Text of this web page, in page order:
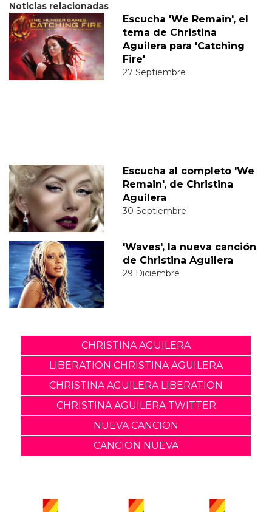
Noticias relacionadas
Escucha 'We Remain', el
tema de Christina
Aguilera para 'Catching
Fire'
27 Septiembre
Escucha al completo 'We
Remain', de Christina
Aguilera
30 Septiembre
'Waves', la nueva canción
de Christina Aguilera
29 Diciembre
CHRISTINA AGUILERA
LIBERATION CHRISTINA AGUILERA
CHRISTINA AGUILERA LIBERATION
CHRISTINA AGUILERA TWITTER
NUEVA CANCION
CANCION NUEVA